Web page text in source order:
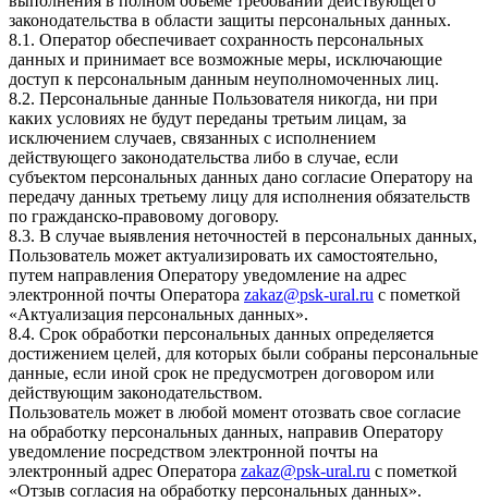
законодательства в области защиты персональных данных.
8.1. Оператор обеспечивает сохранность персональных
данных и принимает все возможные меры, исключающие
доступ к персональным данным неуполномоченных лиц.
8.2. Персональные данные Пользователя никогда, ни при
каких условиях не будут переданы третьим лицам, за
исключением случаев, связанных с исполнением
действующего законодательства либо в случае, если
субъектом персональных данных дано согласие Оператору на
передачу данных третьему лицу для исполнения обязательств
по гражданско-правовому договору.
8.3. В случае выявления неточностей в персональных данных,
Пользователь может актуализировать их самостоятельно,
путем направления Оператору уведомление на адрес
электронной почты Оператора zakaz@psk-ural.ru с пометкой
«Актуализация персональных данных».
8.4. Срок обработки персональных данных определяется
достижением целей, для которых были собраны персональные
данные, если иной срок не предусмотрен договором или
действующим законодательством.
Пользователь может в любой момент отозвать свое согласие
на обработку персональных данных, направив Оператору
уведомление посредством электронной почты на
электронный адрес Оператора zakaz@psk-ural.ru с пометкой
«Отзыв согласия на обработку персональных данных».